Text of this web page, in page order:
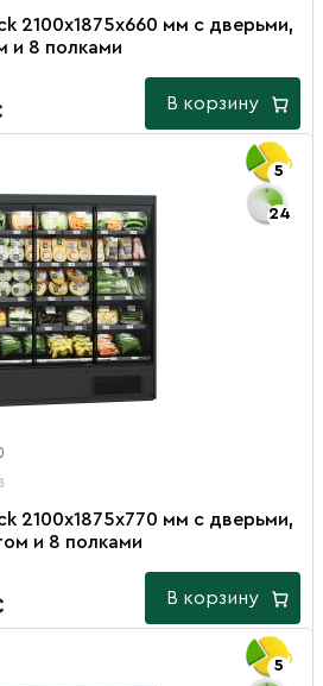
2100х1875х660 мм с дверьми,
и 8 полками
В корзину
5
24
2100х1875х770 мм с дверьми,
и 8 полками
В корзину
5